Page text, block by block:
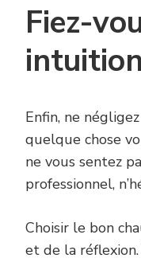
Fiez-
intuition
Enfin, ne
quelque chose
ne vous sentez
professionnel,
Choisir le bon
et de la